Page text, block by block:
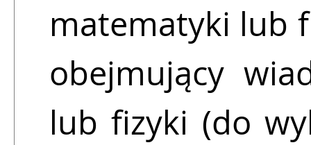
matematyki lub
obejmujący
lub fizyki (do